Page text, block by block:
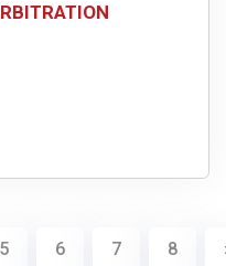
5 6 7 8